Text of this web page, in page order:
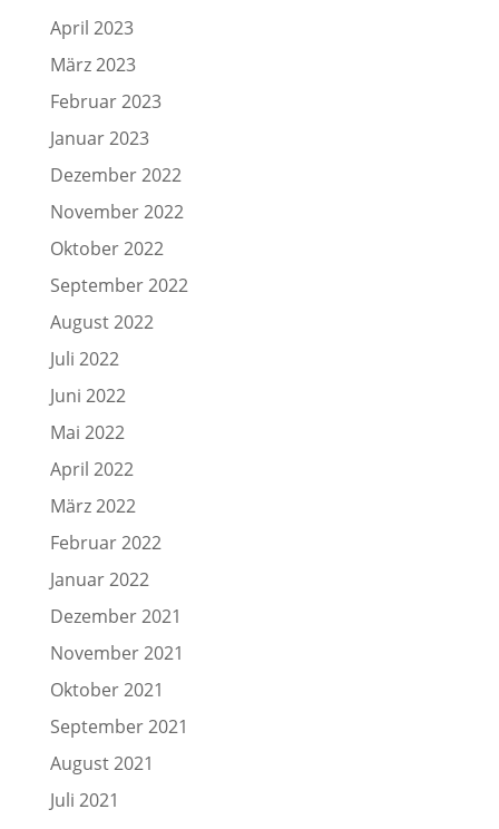
April 2023
März 2023
Februar 2023
Januar 2023
Dezember 2022
November 2022
Oktober 2022
September 2022
August 2022
Juli 2022
Juni 2022
Mai 2022
April 2022
März 2022
Februar 2022
Januar 2022
Dezember 2021
November 2021
Oktober 2021
September 2021
August 2021
Juli 2021